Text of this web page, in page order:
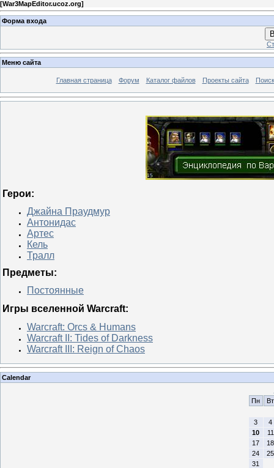
[War3MapEditor.ucoz.org]
Форма входа
Меню сайта
Главная страница Форум Каталог файлов Проекты сайта
Герои:
Джайна Праудмур
Антонидас
Артес
Кель
Тралл
Предметы:
Постоянные
Игры вселенной Warcraft:
Warcraft: Orcs & Humans
Warcraft II: Tides of Darkness
Warcraft III: Reign of Chaos
Calendar
Пн
Вт
3
4
10
11
17
18
24
25
31